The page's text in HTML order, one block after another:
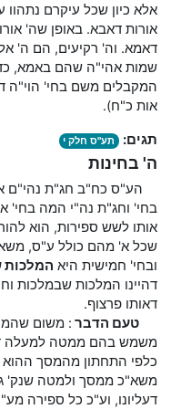
אלא כיון שכל עיקרם
אורות דאבא. באופן שה'
דאמא. וה' רקיעים, הם ה'
שמות אהי"ה שהם באמא,
המקבלים משם בחי' הוי"ה
אות כ"ח).
תגים: תע"ס חלק י
ה' בחינות
הע"ס כח"ב חג"ת נהי"ם
בחי' וחג"ת נה"י המה בחי'
אותו לשש ספירות, הוא
שכל א' מהם כולל ע"ס,
ובחי' חמישית היא המלכות
דהיינו המלכות שבמלכות
דאותו פרצוף.
טעם הדבר : משום
משמש בהם ממטה למעלה
כלפי התחתון מהמסך
משא"כ ממסך ולמטה שנק'
דעליונו, וע"כ כל ספירה